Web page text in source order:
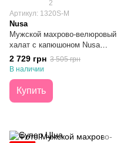
2
Артикул: 1320S-M
Nusa
Мужской махрово-велюровый
халат с капюшоном Nusa
Бамбук/Хлопок Черный M
2 729 грн 3 505 грн
В наличии
Купить